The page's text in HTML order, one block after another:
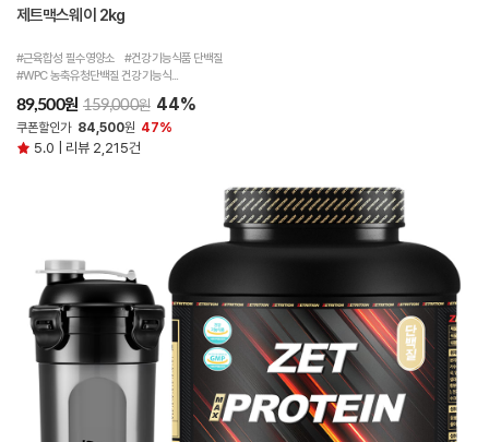
제트맥스웨이 2kg
#근육합성 필수영양소 #건강기능식품 단백질
#WPC 농축유청단백질 건강기능식...
89,500원 159,000원 44%
쿠폰할인가 84,500원 47%
5.0 | 리뷰 2,215건